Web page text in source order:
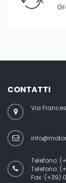
CONTATTI
Via
Telefono:
Telefono:
Fax: (+39)